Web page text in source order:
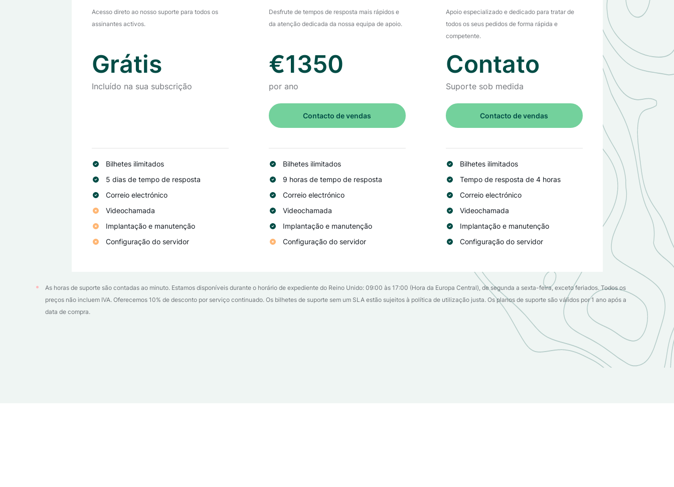
Acesso direto ao nosso suporte para todos os
assinantes activos.
Grátis
Incluído na sua subscrição
Bilhetes ilimitados
5 dias de tempo de resposta
Correio electrónico
Videochamada
Implantação e manutenção
Configuração do servidor
Desfrute de tempos de resposta mais rápidos e
da atenção dedicada da nossa equipa de apoio.
€1350
por ano
Contacto de vendas
Bilhetes ilimitados
9 horas de tempo de resposta
Correio electrónico
Videochamada
Implantação e manutenção
Configuração do servidor
Apoio especializado e dedicado para tratar de
todos os seus pedidos de forma rápida e
competente.
Contato
Suporte sob medida
Contacto de vendas
Bilhetes ilimitados
Tempo de resposta de 4 horas
Correio electrónico
Videochamada
Implantação e manutenção
Configuração do servidor

As horas de suporte são contadas ao minuto. Estamos disponíveis durante o horário de expediente do Reino Unido: 09:00 às 17:00 (Hora da Europa Central), de segunda a sexta-feira, exceto feriados. Todos os
preços não incluem IVA. Oferecemos 10% de desconto por serviço continuado. Os bilhetes de suporte sem um SLA estão sujeitos à política de utilização justa. Os planos de suporte são válidos por 1 ano após a
data de compra.